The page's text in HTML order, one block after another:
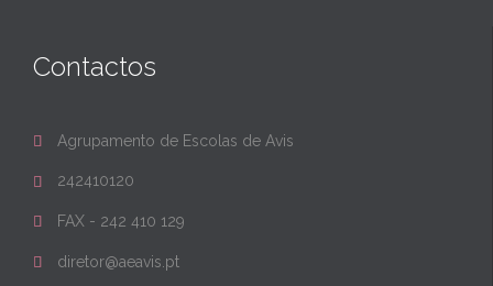
Contactos
 Agrupamento de Escolas de Avis
 242410120
 FAX - 242 410 129
 diretor@aeavis.pt